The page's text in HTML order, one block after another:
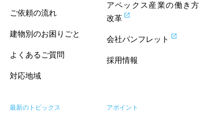
ご依頼の流れ
建物別のお困りごと
よくあるご質問
対応地域
アペックス産業の働き方
改革 open_in_new
会社パンフレット open_in_new
採用情報
最新のトピックス アポイント